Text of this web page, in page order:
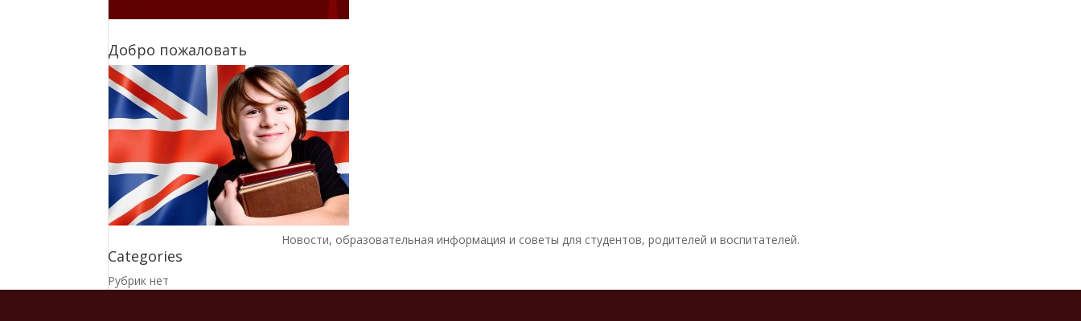
Добро пожаловать
Новости, образовательная информация и советы для студентов, родителей и воспитателей.
Categories
Рубрик нет